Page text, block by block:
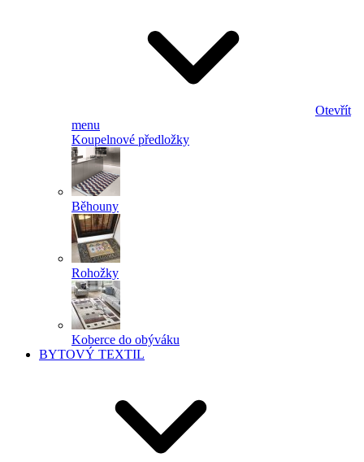
Otevřít
menu
Koupelnové předložky
Běhouny
Rohožky
Koberce do obýváku
BYTOVÝ TEXTIL